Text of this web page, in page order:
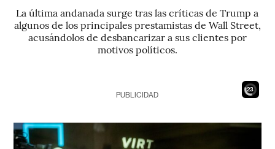
La última andanada surge tras las críticas de Trump a
algunos de los principales prestamistas de Wall Street,
acusándolos de desbancarizar a sus clientes por
motivos políticos.
21
PUBLICIDAD